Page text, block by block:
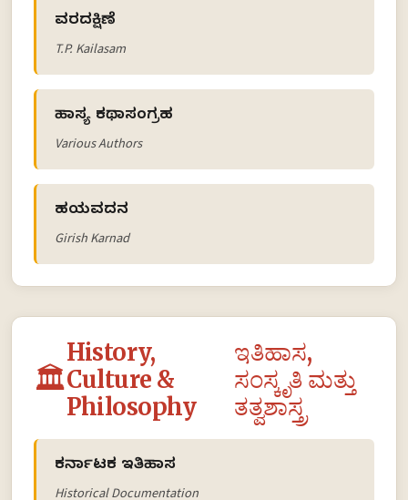
ವರದಕ್ಷಿಣೆ
T.P. Kailasam
ಹಾಸ್ಯ ಕಥಾಸಂಗ್ರಹ
Various Authors
ಹಯವದನ
Girish Karnad
🏛️
History,
Culture &
Philosophy
ಇತಿಹಾಸ,
ಸಂಸ್ಕೃತಿ ಮತ್ತು
ತತ್ವಶಾಸ್ತ್ರ
ಕರ್ನಾಟಕ ಇತಿಹಾಸ
Historical Documentation